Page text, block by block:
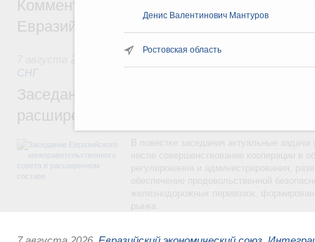
Денис Валентинович Мантуров
Ростовская область
Комментарий Алексея Оверчука по
Евразийского межправительственного
Евразийский экономический союз.
СНГ
Заседание Евразийского
расширенном составе